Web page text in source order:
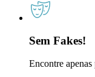
Sem Fakes!
Encontre apenas